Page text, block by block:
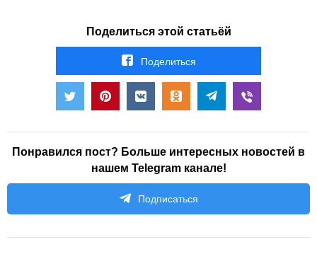
Поделиться этой статьёй
Поделиться
Понравился пост? Больше интересных новостей в
нашем Telegram канале!
Подписаться